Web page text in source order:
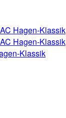
Hagen-Klassik
Hagen-Klassik
Klassik